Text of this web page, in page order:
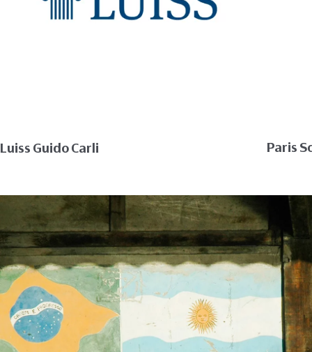
Luiss Guido Carli Paris